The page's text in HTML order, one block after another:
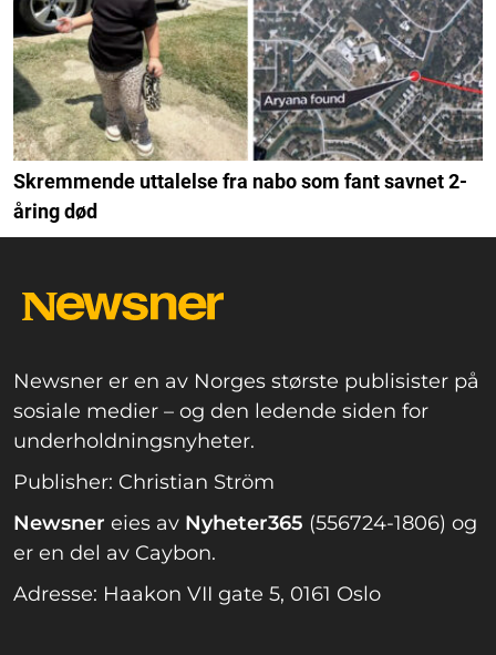
Skremmende uttalelse fra nabo som fant savnet 2-
åring død
Newsner er en av Norges største publisister på
sosiale medier – og den ledende siden for
underholdningsnyheter.
Publisher: Christian Ström
Newsner eies av Nyheter365 (556724-1806) og
er en del av Caybon.
Adresse: Haakon VII gate 5, 0161 Oslo